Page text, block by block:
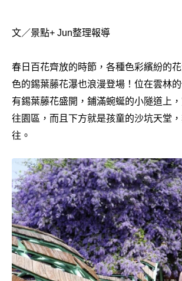
文／景點+ Jun整理報導
春日百花齊放的時節，各種色彩繽紛的
色的錫葉藤花瀑也浪漫登場！位在雲林
有錫葉藤花盛開，鋪滿蜿蜒的小隧道上
往園區，而且下方就是孩童的沙坑天堂
往。